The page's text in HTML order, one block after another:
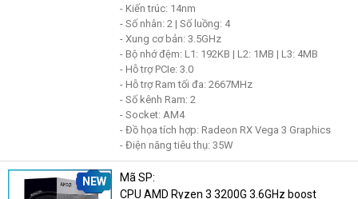
- Kiến trúc: 14nm
- Số nhân: 2 | Số luồng: 4
- Xung cơ bản: 3.5GHz
- Bộ nhớ đệm: L1: 192KB | L2: 1MB | L3: 4MB
- Hỗ trợ PCIe: 3.0
- Hỗ trợ Ram tối đa: 2667MHz
- Số kênh Ram: 2
- Socket: AM4
- Đồ họa tích hợp: Radeon RX Vega 3 Graphics
- Điện năng tiêu thụ: 35W
NEW
Mã SP:
CPU AMD Ryzen 3 3200G 3.6GHz boost